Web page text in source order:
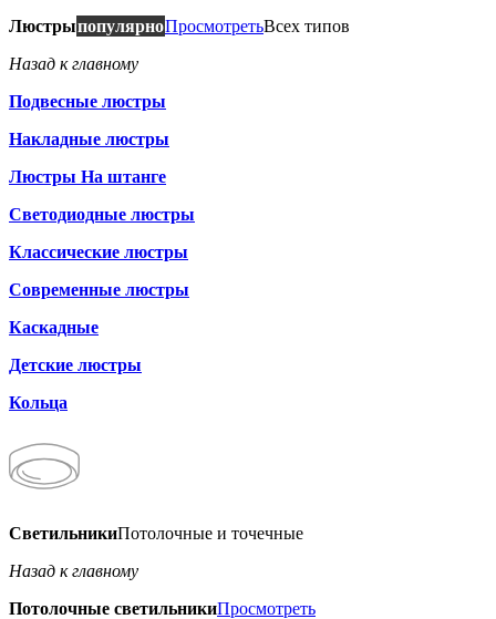
ЛюстрыпопулярноПросмотретьВсех типов
Назад к главному
Подвесные люстры
Накладные люстры
Люстры На штанге
Светодиодные люстры
Классические люстры
Современные люстры
Каскадные
Детские люстры
Кольца
СветильникиПотолочные и точечные
Назад к главному
Потолочные светильникиПросмотреть